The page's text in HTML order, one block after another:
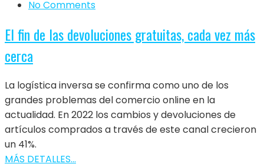
No Comments
El fin de las devoluciones gratuitas, cada vez más
cerca
La logística inversa se confirma como uno de los
grandes problemas del comercio online en la
actualidad. En 2022 los cambios y devoluciones de
artículos comprados a través de este canal crecieron
un 41%.
MÁS DETALLES...